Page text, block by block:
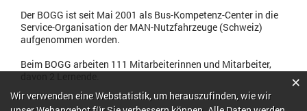
Der BOGG ist seit Mai 2001 als Bus-Kompetenz-Center in die
Service-Organisation der MAN-Nutzfahrzeuge (Schweiz)
aufgenommen worden.
Beim BOGG arbeiten 111 Mitarbeiterinnen und Mitarbeiter,
Webstatistik
Wir verwenden eine Webstatistik, um herauszufinden, wie wir
×